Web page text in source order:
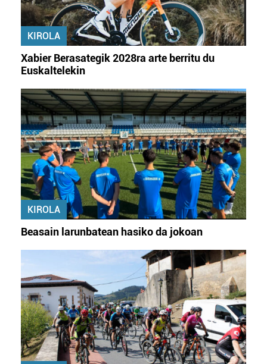
KIROLA
Xabier Berasategik 2028ra arte berritu du
Euskaltelekin
KIROLA
Beasain larunbatean hasiko da jokoan